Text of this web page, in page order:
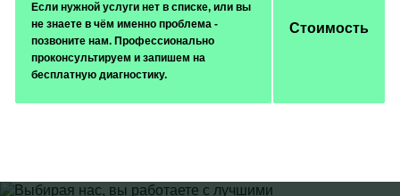
Если нужной услуги нет в списке, или вы
не знаете в чём именно проблема -
позвоните нам. Профессионально
проконсультируем и запишем на
бесплатную диагностику.
Стоимость